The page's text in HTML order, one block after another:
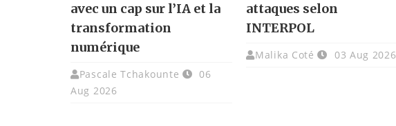
avec un cap sur l’IA et la
transformation
numérique
Pascale Tchakounte
06
Aug 2026
attaques selon
INTERPOL
Malika Coté 03 Aug 2026